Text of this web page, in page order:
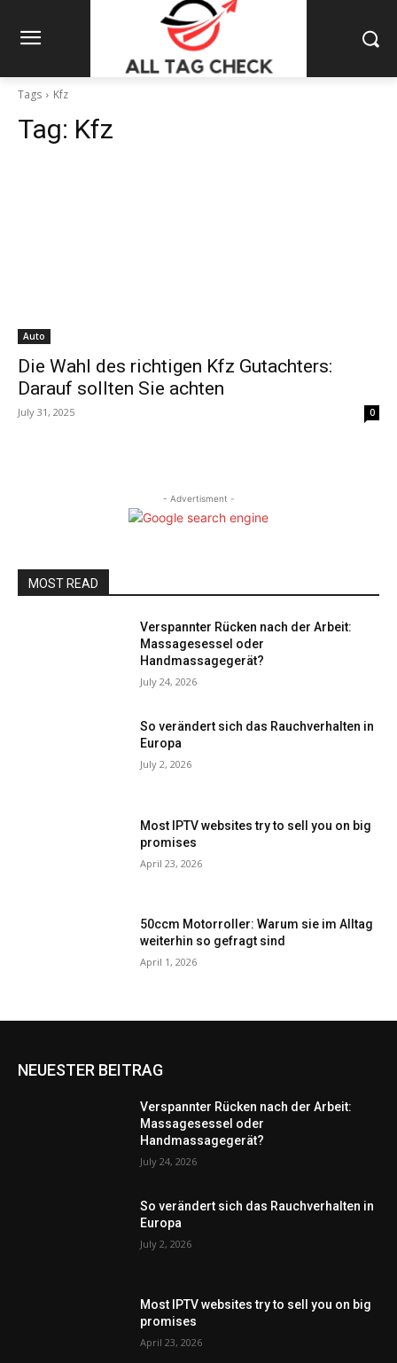
Tags Kfz
Tag: Kfz
Auto
Die Wahl des richtigen Kfz Gutachters:
Darauf sollten Sie achten
July 31, 2025 0
- Advertisment -
MOST READ
Verspannter Rücken nach der Arbeit:
Massagesessel oder
Handmassagegerät?
July 24, 2026
So verändert sich das Rauchverhalten in
Europa
July 2, 2026
Most IPTV websites try to sell you on big
promises
April 23, 2026
50ccm Motorroller: Warum sie im Alltag
weiterhin so gefragt sind
April 1, 2026
NEUESTER BEITRAG
Verspannter Rücken nach der Arbeit:
Massagesessel oder
Handmassagegerät?
July 24, 2026
So verändert sich das Rauchverhalten in
Europa
July 2, 2026
Most IPTV websites try to sell you on big
promises
April 23, 2026